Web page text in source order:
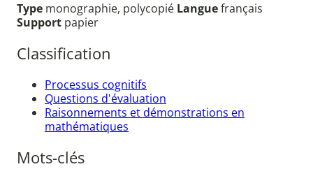
Type monographie, polycopié Languefrançais
Support papier
Classification
Processus cognitifs
Questions d'évaluation
Raisonnements et démonstrations en
mathématiques
Mots-clés